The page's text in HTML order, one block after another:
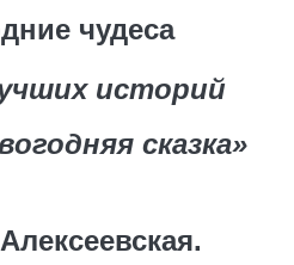
чудеса
историй
сказка»